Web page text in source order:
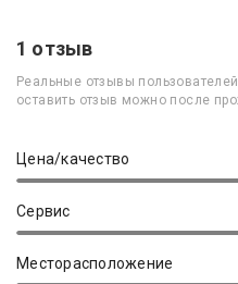
1 отзыв
Реальные отзывы
оставить отзыв можно после
Цена/качество
Сервис
Месторасположение